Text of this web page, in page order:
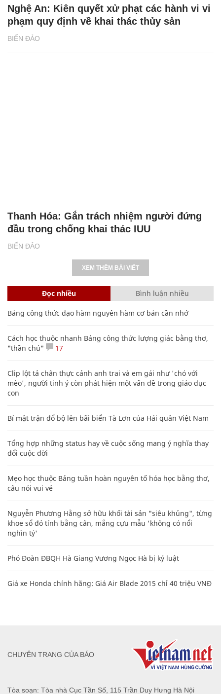
BIỂN ĐẢO
Nghệ An: Kiên quyết xử phạt các hành vi vi
phạm quy định về khai thác thủy sản
BIỂN ĐẢO
Thanh Hóa: Gắn trách nhiệm người đứng
đầu trong chống khai thác IUU
XEM THÊM BÀI VIẾT
Đọc nhiều Bình luận nhiều
Bảng công thức đạo hàm nguyên hàm cơ bản cần nhớ
Cách học thuộc nhanh Bảng công thức lượng giác bằng thơ,
"thần chú"
17
Clip lột tả chân thực cảnh anh trai và em gái như 'chó với
mèo', người tinh ý còn phát hiện một vấn đề trong giáo dục
con
Bí mật trận đổ bộ lên bãi biển Tà Lơn của Hải quân Việt Nam
Tổng hợp những status hay về cuộc sống mang ý nghĩa thay
đổi cuộc đời
Mẹo học thuộc Bảng tuần hoàn nguyên tố hóa học bằng thơ,
câu nói vui vẻ
Nguyễn Phương Hằng sở hữu khối tài sản "siêu khủng", từng
khoe sổ đỏ tính bằng cân, mắng cựu mẫu 'không có nổi
nghìn tỷ'
Phó Đoàn ĐBQH Hà Giang Vương Ngọc Hà bị kỷ luật
Giá xe Honda chính hãng: Giá Air Blade 2015 chỉ 40 triệu VNĐ
Tòa soạn: Tòa nhà Cục Tần Số, 115 Trần Duy Hưng Hà Nội
CHUYÊN TRANG CỦA BÁO